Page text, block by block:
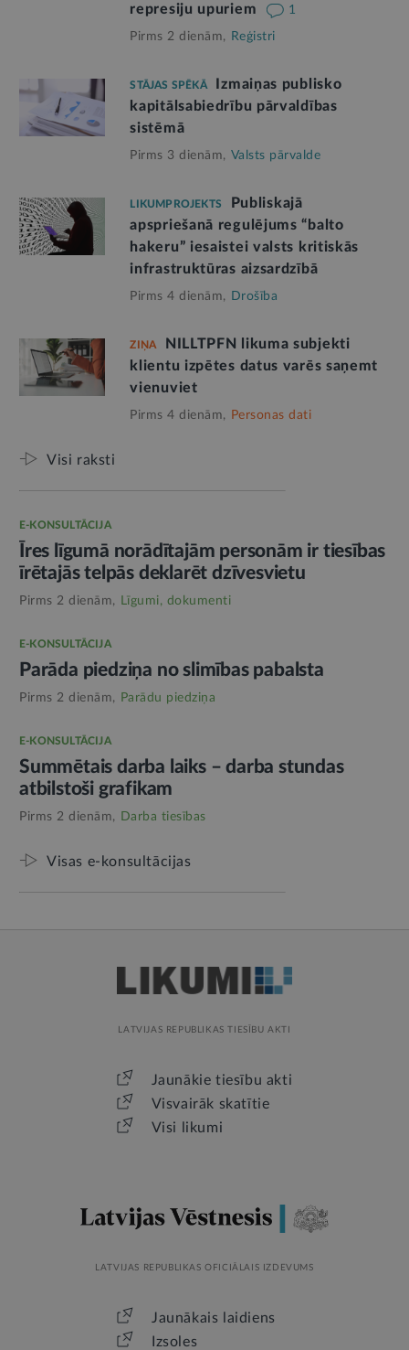
represiju upuriem
1
Pirms 2 dienām, Reģistri
STĀJAS SPĒKĀ
Izmaiņas publisko
kapitālsabiedrību pārvaldības
sistēmā
Pirms 3 dienām, Valsts pārvalde
LIKUMPROJEKTS
Publiskajā
apspriešanā regulējums “balto
hakeru” iesaistei valsts kritiskās
infrastruktūras aizsardzībā
Pirms 4 dienām, Drošība
ZIŅA
NILLTPFN likuma subjekti
klientu izpētes datus varēs saņemt
vienuviet
Pirms 4 dienām, Personas dati
Visi raksti
E-KONSULTĀCIJA
Īres līgumā norādītajām personām ir tiesības
īrētajās telpās deklarēt dzīvesvietu
Pirms 2 dienām, Līgumi, dokumenti
E-KONSULTĀCIJA
Parāda piedziņa no slimības pabalsta
Pirms 2 dienām, Parādu piedziņa
E-KONSULTĀCIJA
Summētais darba laiks – darba stundas
atbilstoši grafikam
Pirms 2 dienām, Darba tiesības
Visas e-konsultācijas
LATVIJAS REPUBLIKAS TIESĪBU AKTI
Jaunākie tiesību akti
Visvairāk skatītie
Visi likumi
LATVIJAS REPUBLIKAS OFICIĀLAIS IZDEVUMS
Jaunākais laidiens
Izsoles